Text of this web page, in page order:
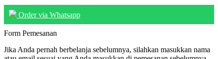
Order via Whatsapp
Form Pemesanan
Jika Anda pernah berbelanja sebelumnya, silahkan masukkan nama